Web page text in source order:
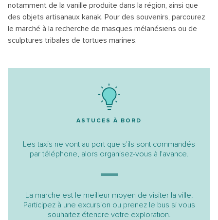
notamment de la vanille produite dans la région, ainsi que
des objets artisanaux kanak. Pour des souvenirs, parcourez
le marché à la recherche de masques mélanésiens ou de
sculptures tribales de tortues marines.
ASTUCES À BORD
Les taxis ne vont au port que s'ils sont commandés
par téléphone, alors organisez-vous à l'avance.
La marche est le meilleur moyen de visiter la ville.
Participez à une excursion ou prenez le bus si vous
souhaitez étendre votre exploration.